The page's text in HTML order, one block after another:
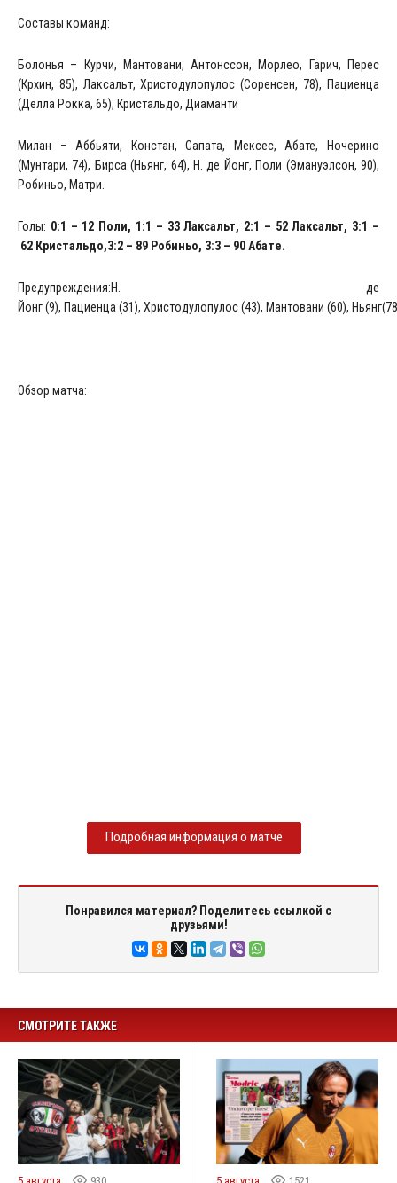
Составы команд:
Болонья – Курчи, Мантовани, Антонссон, Морлео, Гарич, Перес
(Крхин, 85), Лаксальт, Христодулопулос (Соренсен, 78), Пациенца
(Делла Рокка, 65), Кристальдо, Диаманти
Милан – Аббьяти, Констан, Сапата, Мексес, Абате, Ночерино
(Мунтари, 74), Бирса (Ньянг, 64), Н. де Йонг, Поли (Эмануэлсон, 90),
Робиньо, Матри.
Голы: 0:1 – 12 Поли, 1:1 – 33 Лаксальт, 2:1 – 52 Лаксальт, 3:1 –
62 Кристальдо,3:2 – 89 Робиньо, 3:3 – 90 Абате.
Предупреждения:Н. де
Йонг (9), Пациенца (31), Христодулопулос (43), Мантовани (60),
Обзор матча:
Подробная информация о матче
Понравился материал? Поделитесь ссылкой с
друзьями!
СМОТРИТЕ ТАКЖЕ